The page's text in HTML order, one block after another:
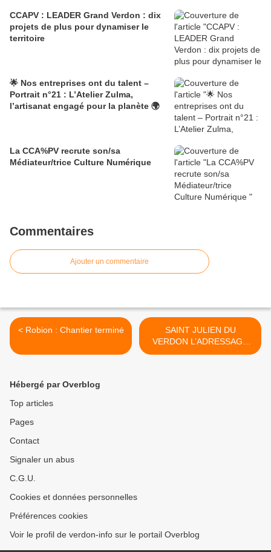
CCAPV : LEADER Grand Verdon : dix
projets de plus pour dynamiser le
territoire
🌟 Nos entreprises ont du talent –
Portrait n°21 : L’Atelier Zulma,
l’artisanat engagé pour la planète 🌍
La CCA%PV recrute son/sa
Médiateur/trice Culture Numérique
Commentaires
Ajouter un commentaire
< Robion : Chantier terminé
SAINT JULIEN DU
VERDON L’ADRESSAGE
EST EN PLACE >
Hébergé par Overblog
Top articles
Pages
Contact
Signaler un abus
C.G.U.
Cookies et données personnelles
Préférences cookies
Voir le profil de verdon-info sur le portail Overblog